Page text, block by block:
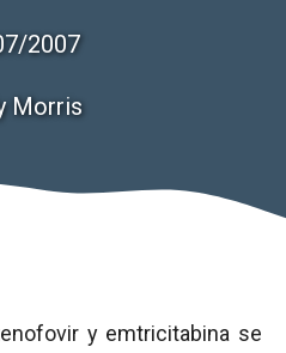
2007
Morris
y emtricitabina se